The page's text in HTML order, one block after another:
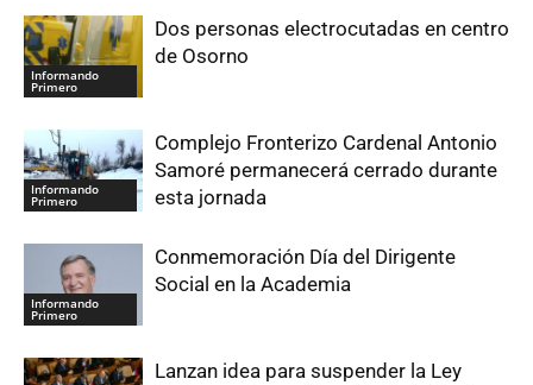
Informando
Primero
Dos personas electrocutadas en centro
de Osorno
Informando
Primero
Complejo Fronterizo Cardenal Antonio
Samoré permanecerá cerrado durante
esta jornada
Informando
Primero
Conmemoración Día del Dirigente
Social en la Academia
Lanzan idea para suspender la Ley